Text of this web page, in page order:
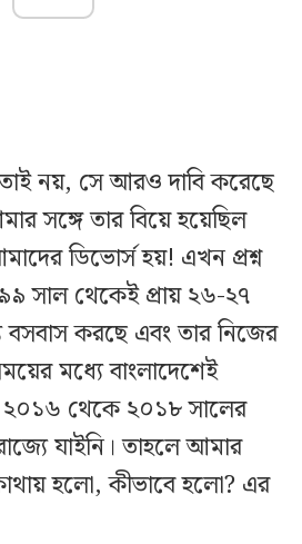
নয়, সে আরও দাবি করেছে
সঙ্গে তার বিয়ে হয়েছিল
ডিভোর্স হয়! এখন প্রশ্ন
সাল থেকেই প্রায় ২৬-২৭
বসবাস করছে এবং তার নিজের
মধ্যে বাংলাদেশেই
থেকে ২০১৮ সালের
যাইনি। তাহলে আমার
হলো, কীভাবে হলো? এর